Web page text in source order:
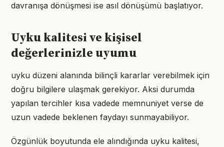
davranışa dönüşmesi ise asıl dönüşümü başlatıyor.
Uyku kalitesi ve kişisel
değerlerinizle uyumu
uyku düzeni alanında bilinçli kararlar verebilmek için
doğru bilgilere ulaşmak gerekiyor. Aksi durumda
yapılan tercihler kısa vadede memnuniyet verse de
uzun vadede beklenen faydayı sunmayabiliyor.
Özgünlük boyutunda ele alındığında uyku kalitesi,